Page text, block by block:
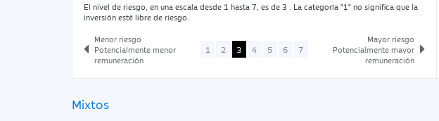
El nivel de riesgo, en una escala desde 1 hasta 7, es de 3 . La categoría "1" no significa que la
inversión esté libre de riesgo.
Menor riesgo
Potencialmente menor
remuneración
1 2 3 4 5 6 7
Mayor riesgo
Potencialmente mayor
remuneración
Mixtos